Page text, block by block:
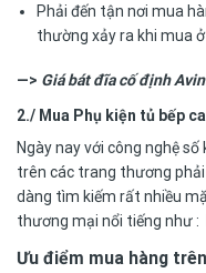
Phải đến tận nơi mua
thường xảy ra khi mua ở
—> Giá bát đĩa cố định
2./ Mua Phụ kiện tủ bếp
Ngày nay với công nghệ
trên các trang thương
dàng tìm kiếm rất nhiều
thương mại nổi tiếng như :
Ưu điểm mua hàng